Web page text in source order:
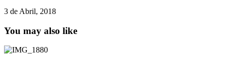
3 de Abril, 2018
You may also like